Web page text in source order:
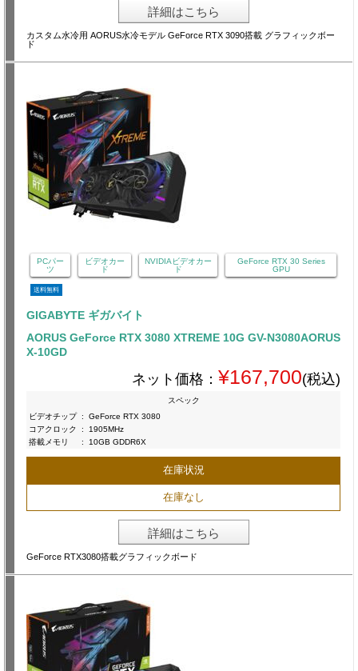
詳細はこちら
カスタム水冷用 AORUS水冷モデル GeForce RTX 3090搭載 グラフィックボー
ド
PCパー
ツ
ビデオカー
ド
NVIDIAビデオカー
ド
GeForce RTX 30 Series
GPU
送料無料
GIGABYTE ギガバイト
AORUS GeForce RTX 3080 XTREME 10G GV-N3080AORUS
X-10GD
ネット価格： ¥167,700(税込)
スペック
ビデオチップ :
GeForce RTX 3080
コアクロック
:
1905MHz
搭載メモリ
: 10GB GDDR6X
在庫状況
在庫なし
詳細はこちら
GeForce RTX3080搭載グラフィックボード